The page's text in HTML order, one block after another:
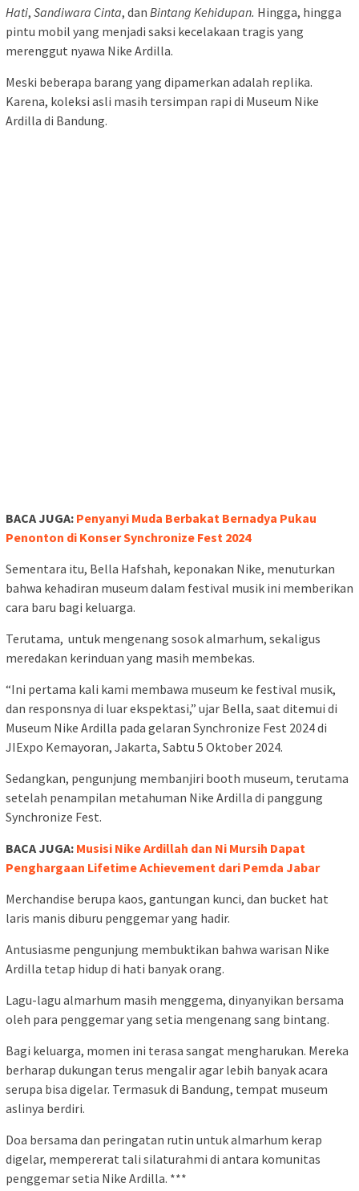
Berbagai koleksi berharga ditampilkan, mulai dari sepatu,
piagam penghargaan, kostum video klip ikonis sepertiSuara
Hati ,Sandiwara Cinta, dan
pintu mobil yang menjadi saksi kecelakaan tragis yang
merenggut nyawa Nike Ardilla.
Meski beberapa barang yang dipamerkan adalah replika.
Karena, koleksi asli masih tersimpan rapi di Museum Nike
Ardilla di Bandung.
Penonton di Konser Synchronize Fest 2024
Sementara itu, Bella Hafshah, keponakan Nike, menuturkan